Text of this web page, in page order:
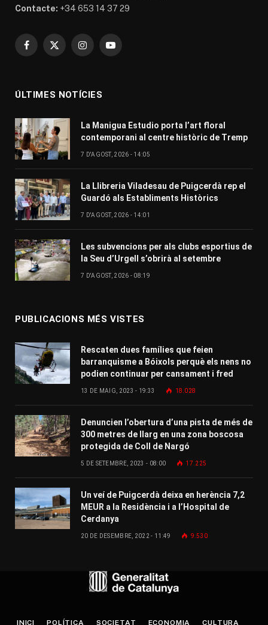
Contacte: +34 653 14 37 29
Facebook
X
InstagramYouTube
ÚLTIMES NOTÍCIES
La Manigua Estudio porta l’art floral
contemporani al centre històric de Tremp
7 D'AGOST, 2026 - 14:05
La Llibreria Viladesau de Puigcerdà rep el
Guardó als Establiments Històrics
7 D'AGOST, 2026 - 14:01
Les subvencions per als clubs esportius de
la Seu d’Urgell s’obrirà al setembre
7 D'AGOST, 2026 - 08:19
PUBLICACIONS MÉS VISTES
Rescaten dues famílies que feien
barranquisme a Bóixols perquè els nens no
podien continuar per cansament i fred
13 DE MAIG, 2023 - 19:33 18.028
Denuncien l’obertura d’una pista de més de
300 metres de llarg en una zona boscosa
protegida de Coll de Nargó
5 DE SETEMBRE, 2023 - 08:00 17.225
Un veí de Puigcerdà deixa en herència 7,2
MEUR a la Residència i a l’Hospital de
Cerdanya
20 DE DESEMBRE, 2022 - 11:49 9.530
INICI POLÍTICA SOCIETAT ECONOMIA CULTURA